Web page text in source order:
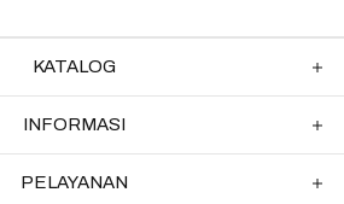
KATALOG
INFORMASI
PELAYANAN